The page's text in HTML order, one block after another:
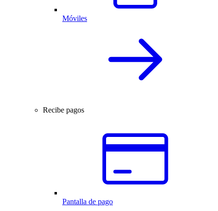
Móviles
Recibe pagos
Pantalla de pago